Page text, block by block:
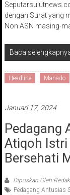
dengan Surat yang
Non ASN masing-
Baca
Headline Manado
Januari 17, 2024
Pedagang
Atiqoh Istri
Bersehati
Diposkan
Pedagang Antusias